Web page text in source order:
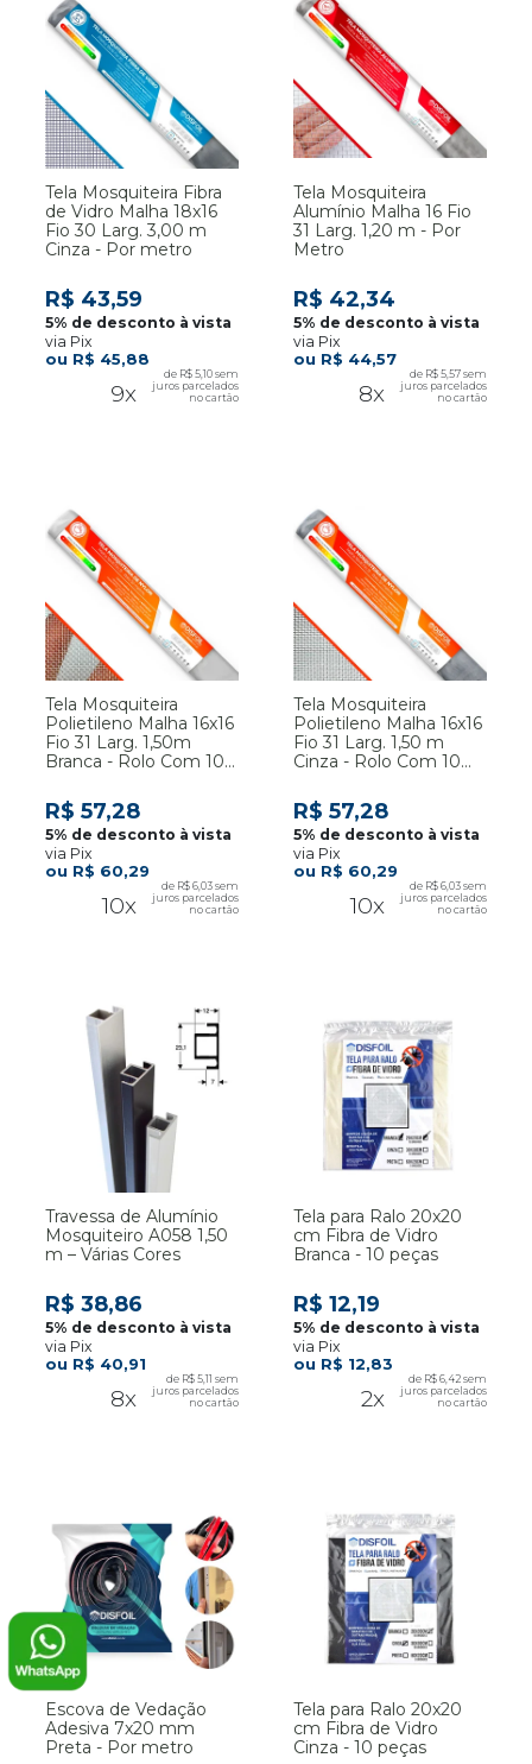
Tela Mosquiteira Fibra
de Vidro Malha 18x16
Fio 30 Larg. 3,00 m
Cinza - Por metro
R$ 45,88
9x
R$ 5,10
R$ 43,59
via Pix
Tela Mosquiteira
Alumínio Malha 16 Fio
31 Larg. 1,20 m - Por
Metro
R$ 44,57
8x
R$ 5,57
R$ 42,34
via Pix
Tela Mosquiteira
Polietileno Malha 16x16
Fio 31 Larg. 1,50m
Branca - Rolo Com 10
R$ 60,29
10x
R$ 6,03
R$ 57,28
via Pix
Tela Mosquiteira
Polietileno Malha 16x16
Fio 31 Larg. 1,50 m
Cinza - Rolo Com 10
R$ 60,29
10x
R$ 6,03
R$ 57,28
via Pix
Travessa de Alumínio
Mosquiteiro A058 1,50
m – Várias Cores
R$ 40,91
8x
R$ 5,11
R$ 38,86
via Pix
Tela para Ralo 20x20
cm Fibra de Vidro
Branca - 10 peças
R$ 12,83
2x
R$ 6,42
R$ 12,19
via Pix
Escova de Vedação
Adesiva 7x20 mm
Preta - Por metro
Tela para Ralo 20x20
cm Fibra de Vidro
Cinza - 10 peças